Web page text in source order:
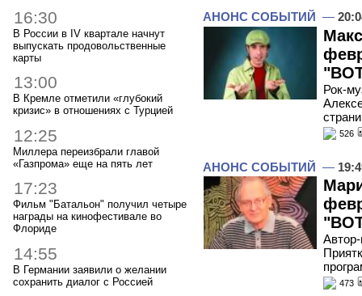
16:30
В России в IV квартале начнут
выпускать продовольственные
карты
13:00
В Кремле отметили «глубокий
кризис» в отношениях с Турцией
12:25
Миллера переизбрали главой
«Газпрома» еще на пять лет
17:23
Фильм "Батальон" получил четыре
награды на кинофестивале во
Флориде
14:55
В Германии заявили о желании
сохранить диалог с Россией
АНОНС СОБЫТИЙ —
Рок-
526
АНОНС СОБЫТИЙ —
473